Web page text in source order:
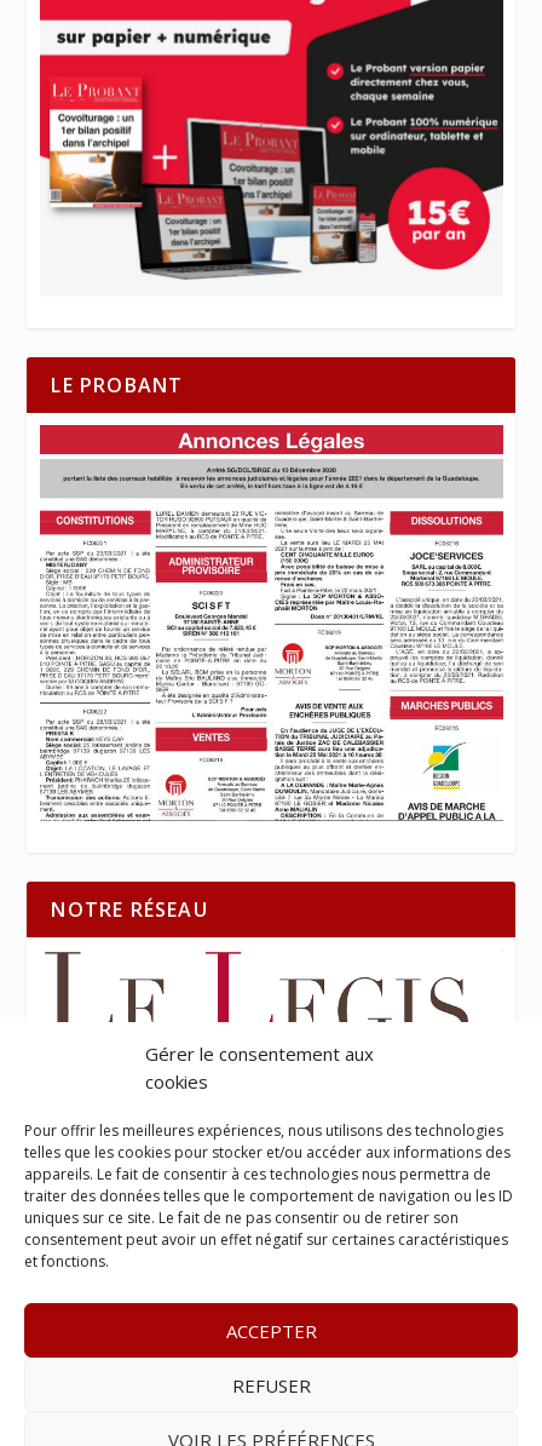
Gérer le consentement aux
cookies
Pour offrir les meilleures expériences, nous utilisons des technologies
telles que les cookies pour stocker et/ou accéder aux informations des
appareils. Le fait de consentir à ces technologies nous permettra de
traiter des données telles que le comportement de navigation ou les ID
uniques sur ce site. Le fait de ne pas consentir ou de retirer son
consentement peut avoir un effet négatif sur certaines caractéristiques
et fonctions.
ACCEPTER
REFUSER
VOIR LES PRÉFÉRENCES
LE PROBANT
NOTRE RÉSEAU
– www.leprobant.fr –